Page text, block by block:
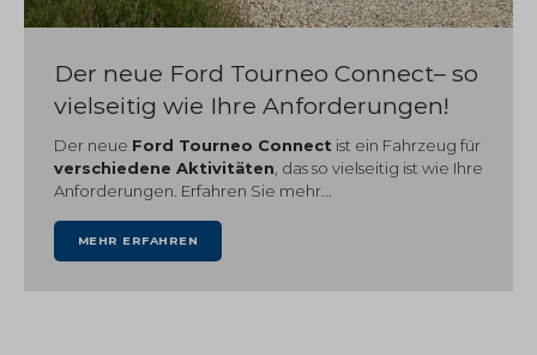
Der neue Ford Tourneo Connect– so
vielseitig wie Ihre Anforderungen!
Der neue Ford Tourneo Connect ist ein Fahrzeug für
verschiedene Aktivitäten, das so vielseitig ist wie Ihre
Anforderungen. Erfahren Sie mehr...
MEHR ERFAHREN